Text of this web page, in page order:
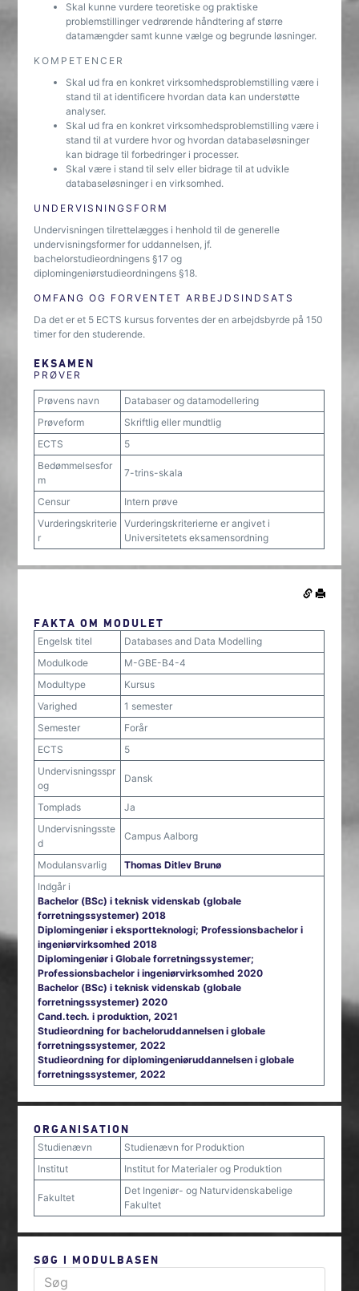
Skal kunne vurdere teoretiske og praktiske
problemstillinger vedrørende håndtering af større
datamængder samt kunne vælge og begrunde løsninger.
KOMPETENCER
Skal ud fra en konkret virksomhedsproblemstilling være i
stand til at identificere hvordan data kan understøtte
analyser.
Skal ud fra en konkret virksomhedsproblemstilling være i
stand til at vurdere hvor og hvordan databaseløsninger
kan bidrage til forbedringer i processer.
Skal være i stand til selv eller bidrage til at udvikle
databaseløsninger i en virksomhed.
UNDERVISNINGSFORM
Undervisningen tilrettelægges i henhold til de generelle
undervisningsformer for uddannelsen, jf.
bachelorstudieordningens §17 og
diplomingeniørstudieordningens §18.
OMFANG OG FORVENTET ARBEJDSINDSATS
Da det er et 5 ECTS kursus forventes der en arbejdsbyrde på 150
timer for den studerende.
EKSAMEN
PRØVER
Prøvens navn
Databaser og datamodellering
Prøveform
Skriftlig eller mundtlig
ECTS
5
Bedømmelsesfor
m
7-trins-skala
Censur
Intern prøve
Vurderingskriterie
r
Vurderingskriterierne er angivet i
Universitetets eksamensordning
FAKTA OM MODULET
Engelsk titel
Databases and Data Modelling
Modulkode
M-GBE-B4-4
Modultype
Kursus
Varighed
1 semester
Semester
Forår
ECTS
5
Undervisningsspr
og
Dansk
Tomplads
Ja
Undervisningsste
d
Campus Aalborg
Modulansvarlig
Thomas Ditlev Brunø
Indgår i
Bachelor (BSc) i teknisk videnskab (globale
forretningssystemer) 2018
Diplomingeniør i eksportteknologi; Professionsbachelor i
ingeniørvirksomhed 2018
Diplomingeniør i Globale forretningssystemer;
Professionsbachelor i ingeniørvirksomhed 2020
Bachelor (BSc) i teknisk videnskab (globale
forretningssystemer) 2020
Cand.tech. i produktion, 2021
Studieordning for bacheloruddannelsen i globale
forretningssystemer, 2022
Studieordning for diplomingeniøruddannelsen i globale
forretningssystemer, 2022
ORGANISATION
Studienævn
Studienævn for Produktion
Institut
Institut for Materialer og Produktion
Fakultet
Det Ingeniør- og Naturvidenskabelige
Fakultet
SØG I MODULBASEN